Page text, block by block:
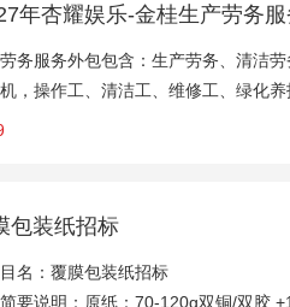
年杏耀娱乐-金桂生产劳务
务服务外包包含：生产劳务、清洁
，操作工、清洁工、维修工、绿化
包装纸招标
名：覆膜包装纸招标
要说明：原纸：70-120g双铜/双胶